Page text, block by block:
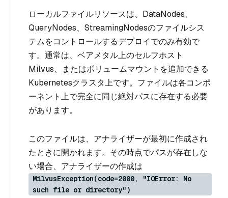
ローカルファイルリソースは、DataNodes、
QueryNodes、StreamingNodesのファイルシス
テムをコントロールするデプロイでのみ有効で
す。通常は、ベアメタル上のセルフホスト
Milvus、またはボリュームマウントを追加できる
Kubernetesクラスタ上です。ファイルは各コンポ
ーネント上で完全に同じ絶対パスに存在する必要
があります。
このファイルは、アナライザーが最初に作成され
たときに開かれます。その時点でパスが存在しな
い場合、アナライザーの作成は
MilvusException(code=2000, "IOError: No
such file or directory")